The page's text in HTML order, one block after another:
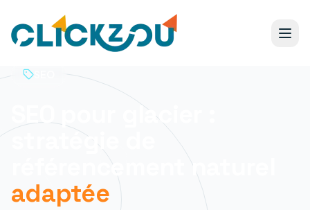
SEO pour glacier :
stratégie de
référencement naturel
adaptée